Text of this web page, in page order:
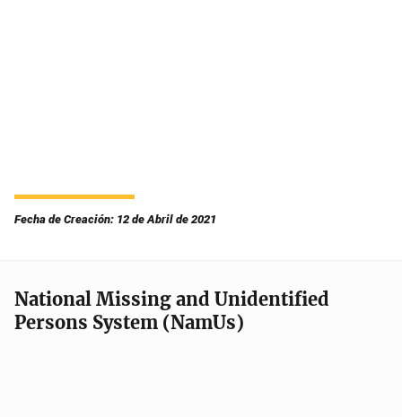
Fecha de Creación: 12 de Abril de 2021
National Missing and Unidentified
Persons System (NamUs)